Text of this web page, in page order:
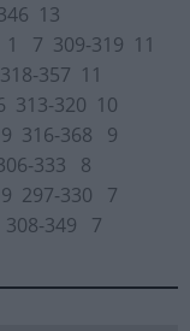
13
7 309-319 11
357 11
320 10
316-368 9
333 8
297-330 7
349 7